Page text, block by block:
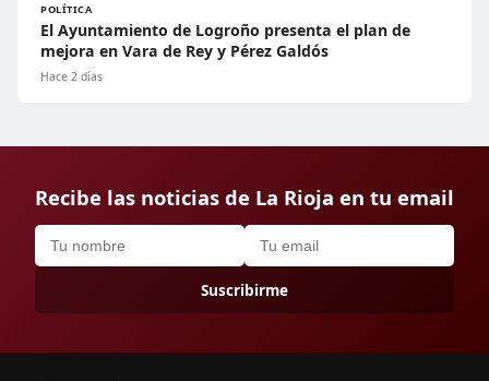
POLÍTICA
El Ayuntamiento de Logroño presenta el plan de
mejora en Vara de Rey y Pérez Galdós
Hace 2 días
Recibe las noticias de La Rioja en tu email
Suscribirme